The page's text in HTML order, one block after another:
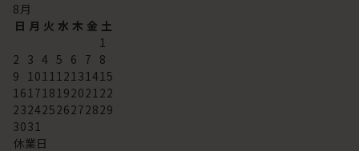
8月
日 月 火 水 木 金 土
1
2 3 4 5 6 7 8
9 101112131415
16171819202122
23242526272829
3031
休業日